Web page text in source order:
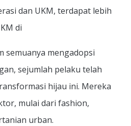
dan UKM, terdapat lebih
di
semuanya mengadopsi
sejumlah pelaku telah
hijau ini. Mereka
mulai dari fashion,
urban.